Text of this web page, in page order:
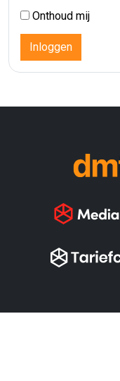
Onthoud mij